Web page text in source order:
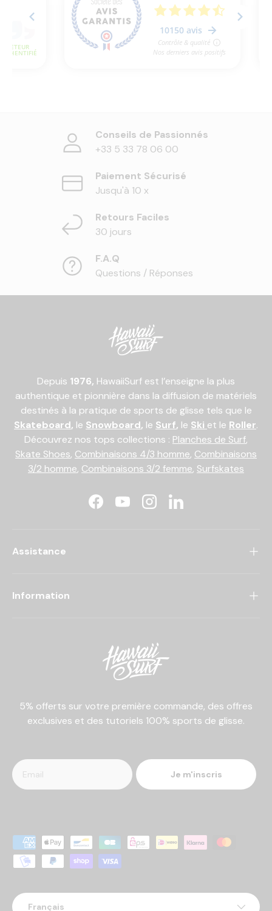
Conseils de Passionnés
+33 5 33 78 06 00
Paiement Sécurisé
Jusqu'à 10 x
Retours Faciles
30 jours
F.A.Q
Questions / Réponses
Depuis 1976, HawaiiSurf est l’enseigne la plus
authentique et pionnière dans la diffusion de matériels
destinés à la pratique de sports de glisse tels que le
Skateboard, le Snowboard, le Surf, le Ski et le Roller.
Découvrez nos tops collections : Planches de Surf,
Skate Shoes, Combinaisons 4/3 homme, Combinaisons
3/2 homme, Combinaisons 3/2 femme, Surfskates
FacebookYouTubeInstagramLinkedIn
Assistance
Information
5% offerts sur votre première commande, des offres
exclusives et des tutoriels 100% sports de glisse.
Je m'inscris
Moyens de paiement acceptés
Langue
Français